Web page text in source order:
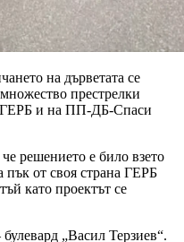
на дърветата се
престрелки
ГЕРБ и на ПП-ДБ-Спаси
решението е било взето
пък от своя страна ГЕРБ
като проектът се
„Васил Терзиев“.